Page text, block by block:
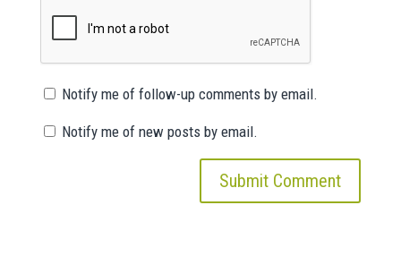
Notify me of follow-up comments by email.
Notify me of new posts by email.